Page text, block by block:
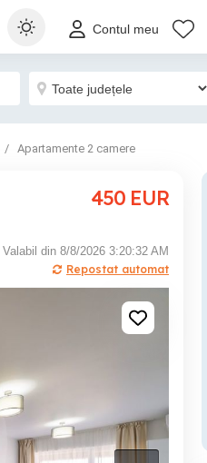
Contul meu
Apartamente 2 camere
450 EUR
Valabil din 8/8/2026 3:20:32 AM
Repostat automat